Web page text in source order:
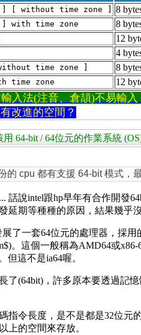
[ without time zone ] 8
with time zone 8
12
4
time zone ] 8
time zone 12
入法(注音、倉頡)不易輸
改進的空間？
用 64-bit / 64位元的作業系統
的 cpu 都有支援 64-bit 模式，
話說intel跟hp早年有合作開發
延期等種種的原因，結果幾乎沒
了一套64位元的處理器，採
。這個一般稱為AMD64或
但這不是ia64喔。
了(64bit)，許多原本要透過記
指令長度，是不是都是32位元
上的空間來存放。